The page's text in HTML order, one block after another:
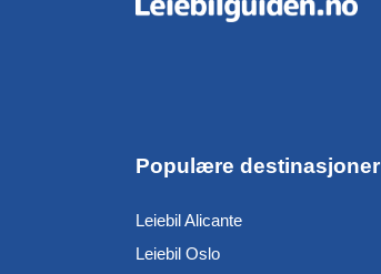
Populære destinasjoner
Leiebil Alicante
Leiebil Oslo